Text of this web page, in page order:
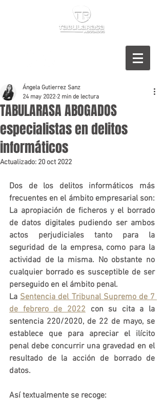
TABULARASA ABOGADOS
especialistas en delitos
informáticos
Ángela Gutierrez Sanz
24 may 2022 2 min de lectura
Actualizado: 20 oct 2022
Dos de los delitos informáticos más
frecuentes en el ámbito empresarial son:
La apropiación de ficheros y el borrado
de datos digitales pudiendo ser ambos
actos perjudiciales tanto para la
seguridad de la empresa, como para la
actividad de la misma. No obstante no
cualquier borrado es susceptible de ser
perseguido en el ámbito penal.
La Sentencia del Tribunal Supremo de 7
de febrero de 2022 con su cita a la
sentencia 220/2020, de 22 de mayo, se
establece que para apreciar el ilícito
penal debe concurrir una gravedad en el
resultado de la acción de borrado de
datos.
Así textualmente se recoge: